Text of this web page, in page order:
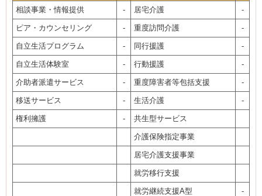
相談事業・情報提供
- 居宅介護 -
ピア・カウンセリング - 重度訪問介護 -
自立生活プログラム - 同行援護 -
自立生活体験室 - 行動援護 -
介助者派遣サービス - 重度障害者等包括支援 -
移送サービス - 生活介護 -
権利擁護 - 共生型サービス
介護保険指定事業
居宅介護支援事業
就労移行支援
就労継続支援A型 -